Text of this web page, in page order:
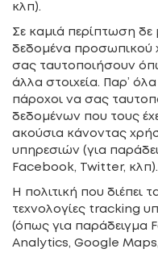
κλπ).
Σε καμιά περίπτωση δε
δεδομένα προσωπικού
σας ταυτοποιήσουν
άλλα στοιχεία. Παρ’
πάροχοι να σας
δεδομένων που τους
ακούσια κάνοντας
υπηρεσιών (για
Facebook, Twitter, κλπ).
Η πολιτική που διέπει
τεχνολογίες tracking
(όπως για παράδειγμα
Analytics, Google Maps,